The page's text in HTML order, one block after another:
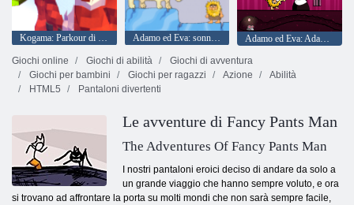
Adamo ed Eva: sonnambulo
Adamo ed Eva: Adamo il Fantasma
Giochi online
Giochi di abilità
Giochi di avventura
Giochi per bambini
Giochi per ragazzi Azione
Abilità
HTML5
Pantaloni divertenti
Le avventure di Fancy Pants Man
The Adventures Of Fancy Pants Man
I nostri pantaloni eroici deciso di andare da solo a
un grande viaggio che hanno sempre voluto, e ora
si trovano ad affrontare la porta su molti mondi che non sarà sempre facile,